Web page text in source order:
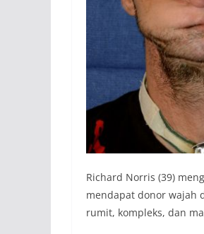
Richard Norris (39)
mendapat donor wajah
rumit, kompleks, dan